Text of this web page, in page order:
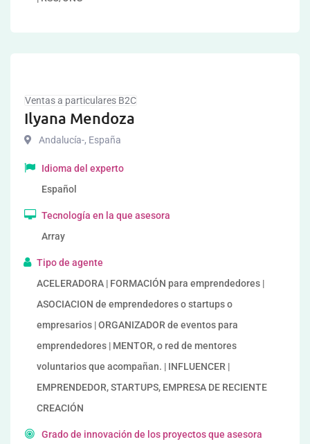
Ventas a particulares B2C
Ilyana Mendoza
Andalucía-, España
Idioma del experto
Español
Tecnología en la que asesora
Array
Tipo de agente
ACELERADORA | FORMACIÓN para emprendedores |
ASOCIACION de emprendedores o startups o
empresarios | ORGANIZADOR de eventos para
emprendedores | MENTOR, o red de mentores
voluntarios que acompañan. | INFLUENCER |
EMPRENDEDOR, STARTUPS, EMPRESA DE RECIENTE
CREACIÓN
Grado de innovación de los proyectos que asesora